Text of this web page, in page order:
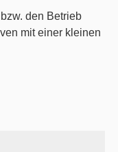
den Betrieb
mit einer kleinen